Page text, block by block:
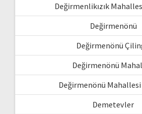
Değirmenlikızık
Değirmenönü
Değirmenönü
Değirmenönü
Değirmenönü
Demetevler